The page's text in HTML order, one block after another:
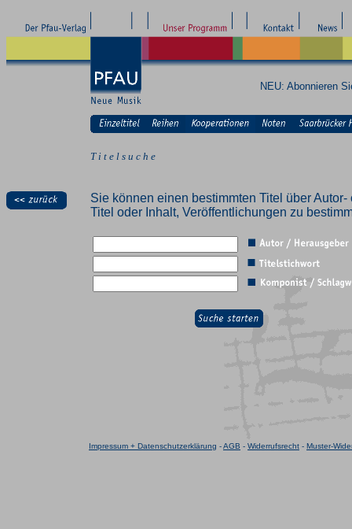
NEU: Abonnieren
T i t e l s u c h e
Sie können einen bestimmten Titel über
Titel oder Inhalt, Veröffentlichungen zu
Impressum + Datenschutzerklärung -AGB - Widerrufsrecht - Muster-